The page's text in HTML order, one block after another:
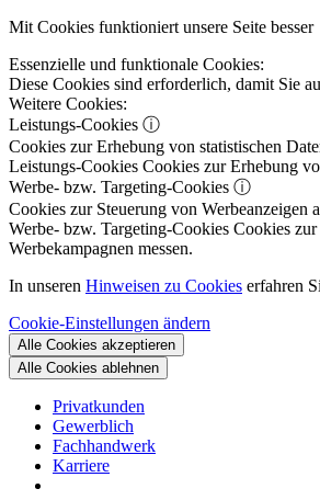
Mit Cookies funktioniert unsere Seite besser
Essenzielle und funktionale Cookies:
Diese Cookies sind erforderlich, damit Sie
Weitere Cookies:
Leistungs-Cookies ⓘ
Cookies zur Erhebung von statistischen
Leistungs-Cookies Cookies zur Erhebung
Werbe- bzw. Targeting-Cookies ⓘ
Cookies zur Steuerung von Werbeanzeigen
Werbe- bzw. Targeting-Cookies Cookies
Werbekampagnen messen.
In unseren Hinweisen zu Cookies erfahren
Cookie-Einstellungen ändern
Alle Cookies akzeptieren
Alle Cookies ablehnen
Privatkunden
Gewerblich
Fachhandwerk
Karriere